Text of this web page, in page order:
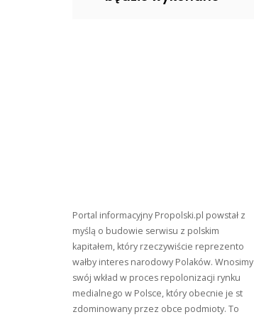
Portal informacyjny Propolski.pl powstał z
myślą o budowie serwisu z polskim
kapitałem, który rzeczywiście reprezento
wałby interes narodowy Polaków. Wnosimy
swój wkład w proces repolonizacji rynku
medialnego w Polsce, który obecnie je st
zdominowany przez obce podmioty. To